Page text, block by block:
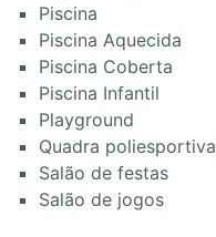
Piscina
Piscina Aquecida
Piscina Coberta
Piscina Infantil
Playground
Quadra poliesportiva
Salão de festas
Salão de jogos